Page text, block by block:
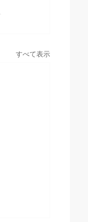
すべて表示